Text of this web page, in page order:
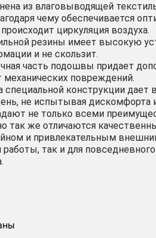
из влаговыводящей
чему обеспечивается
циркуляция воздуха.
резины имеет высокую
и не скользит.
часть подошвы придает
повреждений.
специальной конструкции дает
не испытывая дискомфорта
не только всеми
так же отличаются
и привлекательным
так и для